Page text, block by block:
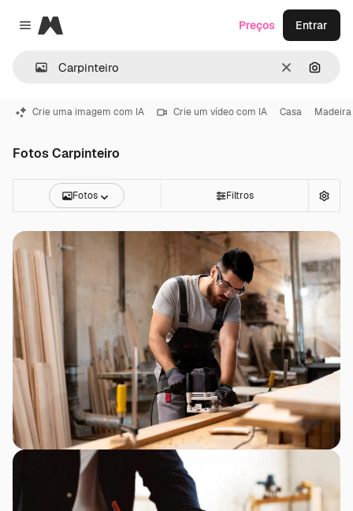
Close menu
Magnific
Limpar
Preços Entrar
Crie uma imagem com IA Crie um vídeo com IA Casa Madeira
Fotos Carpinteiro
Fotos Filtros